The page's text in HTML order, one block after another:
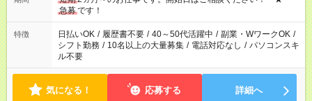
急募です！
特徴 日払いOK / 履歴書不要 / 40～50代活躍中 / 副業・WワークOK /
シフト勤務 / 10名以上の大量募集 / 電話対応なし / パソコンスキ
ル不要
気になる！ 応募する 詳細へ